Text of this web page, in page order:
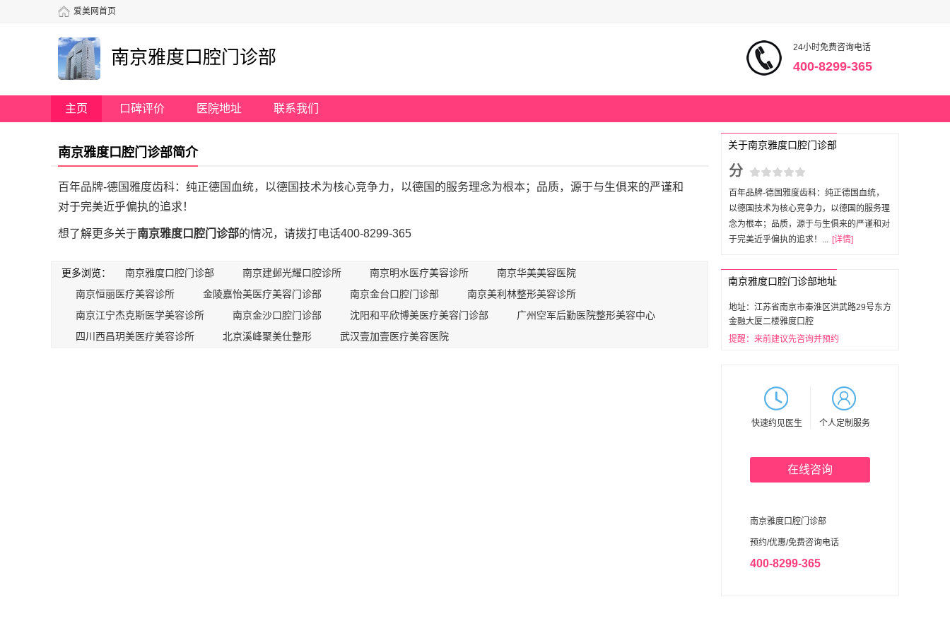
爱美网首页
南京雅度口腔门诊部 24小时免费咨询电话
400-8299-365
主页 口碑评价 医院地址 联系我们
南京雅度口腔门诊部简介
百年品牌-德国雅度齿科：纯正德国血统，以德国技术为核心竞争力，以德国的服务理念为根本；品质，源于与生俱来的严谨和
对于完美近乎偏执的追求！
想了解更多关于南京雅度口腔门诊部的情况，请拨打电话400-8299-365
更多浏览： 南京雅度口腔门诊部 南京建邺光耀口腔诊所 南京明水医疗美容诊所
南京华美美容医院
南京恒丽医疗美容诊所
金陵嘉怡美医疗美容门诊部 南京金台口腔门诊部
南京美利林整形美容诊所
南京江宁杰克斯医学美容诊所
南京金沙口腔门诊部 沈阳和平欣博美医疗美容门诊部
广州空军后勤医院整形美容中心
四川西昌玥美医疗美容诊所
北京溪峰聚美仕整形 武汉壹加壹医疗美容医院
关于南京雅度口腔门诊部
分
百年品牌-德国雅度齿科：纯正德国血统，
以德国技术为核心竞争力，以德国的服务理
念为根本；品质，源于与生俱来的严谨和对
于完美近乎偏执的追求！... [详情]
南京雅度口腔门诊部地址
地址：江苏省南京市秦淮区洪武路29号东方
金融大厦二楼雅度口腔
提醒：来前建议先咨询并预约
快速约见医生 个人定制服务
在线咨询
南京雅度口腔门诊部
预约/优惠/免费咨询电话
400-8299-365